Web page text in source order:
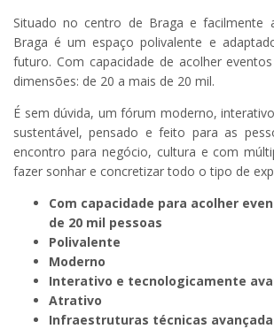
Situado no centro de Braga e facilmente
Braga é um espaço polivalente e
futuro. Com capacidade de acolher
dimensões: de 20 a mais de 20 mil.
É sem dúvida, um fórum moderno,
sustentável, pensado e feito para as
encontro para negócio, cultura e com
fazer sonhar e concretizar todo o tipo de
Com capacidade para acolher
de 20 mil pessoas
Polivalente
Moderno
Interativo e tecnologicamente
Atrativo
Infraestruturas técnicas